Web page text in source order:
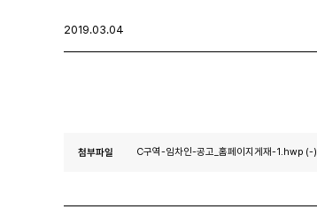
2019.03.04
첨부파일 C구역-임차인-공고_홈페이지게재-1.hwp (-)